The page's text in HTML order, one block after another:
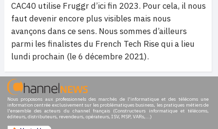
CAC40 utilise Fruggr d’ici fin 2023. Pour cela, il nous
faut devenir encore plus visibles mais nous
avançons dans ce sens. Nous sommes d’ailleurs
parmi les finalistes du French Tech Rise qui a lieu
lundi prochain (le 6 décembre 2021).
Nous proposons aux professionnels des marchés de l'informatique et des télécoms une
information centrée exclusivement sur les problématiques business, les pratiques métiers de
l'ensemble des acteurs du channel français (Constructeurs informatique et télécoms,
éditeurs, distributeurs, revendeurs, opérateurs, ISV, MSP, VARs,...)